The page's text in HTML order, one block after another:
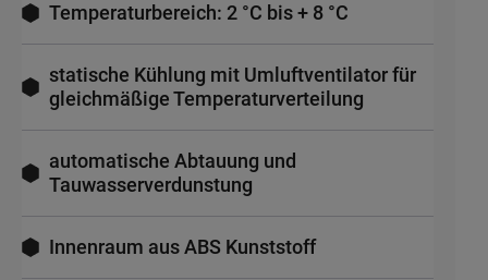
Temperaturbereich: 2 °C bis + 8 °C
statische Kühlung mit Umluftventilator für
gleichmäßige Temperaturverteilung
automatische Abtauung und
Tauwasserverdunstung
Innenraum aus ABS Kunststoff